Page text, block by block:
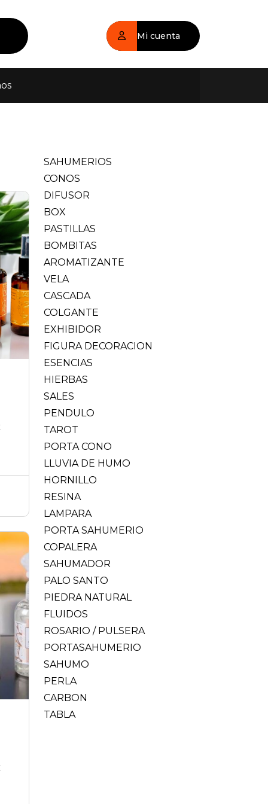
Mi cuenta
SAHUMERIOS
CONOS
DIFUSOR
BOX
PASTILLAS
BOMBITAS
AROMATIZANTE
VELA
CASCADA
COLGANTE
EXHIBIDOR
FIGURA DECORACION
ESENCIAS
HIERBAS
SALES
PENDULO
TAROT
PORTA CONO
LLUVIA DE HUMO
HORNILLO
RESINA
LAMPARA
PORTA SAHUMERIO
COPALERA
SAHUMADOR
PALO SANTO
PIEDRA NATURAL
FLUIDOS
ROSARIO / PULSERA
PORTASAHUMERIO
SAHUMO
PERLA
CARBON
TABLA